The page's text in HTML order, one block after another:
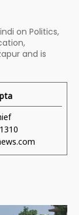
on Politics,
and is